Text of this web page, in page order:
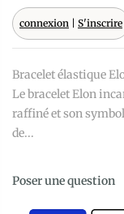
connexion S'inscrire
Bracelet élastique
Le bracelet Elon
raffiné et son
de...
Poser une question